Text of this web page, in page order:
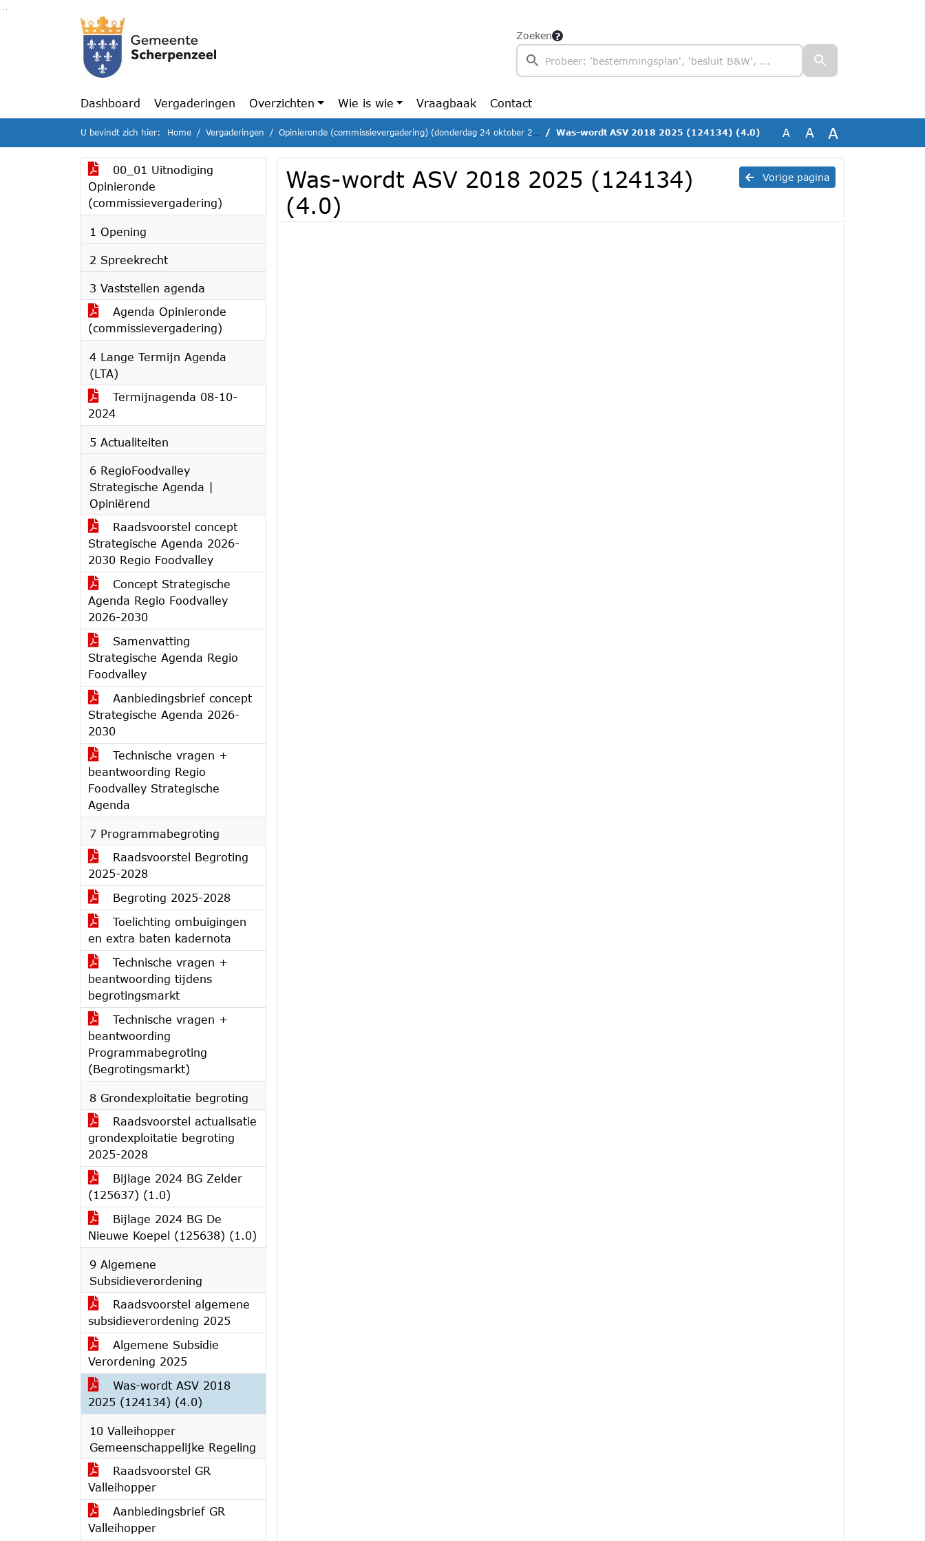
Ga naar de inhoud van deze pagina
Ga naar het zoeken
Ga naar het menu
Zoeken
Dashboard Vergaderingen Overzichten Wie is wie Vraagbaak Contact
U bevindt zich hier: Home Vergaderingen Opinieronde (commissievergadering) (donderdag 24 oktober 2024) Was-wordt ASV 2018 2025 (124134) (4.0) A A A
00_01 Uitnodiging
Opinieronde
(commissievergadering)
1 Opening
2 Spreekrecht
3 Vaststellen agenda
Agenda Opinieronde
(commissievergadering)
4 Lange Termijn Agenda
(LTA)
Termijnagenda 08-10-
2024
5 Actualiteiten
6 RegioFoodvalley
Strategische Agenda |
Opiniërend
Raadsvoorstel concept
Strategische Agenda 2026-
2030 Regio Foodvalley
Concept Strategische
Agenda Regio Foodvalley
2026-2030
Samenvatting
Strategische Agenda Regio
Foodvalley
Aanbiedingsbrief concept
Strategische Agenda 2026-
2030
Technische vragen +
beantwoording Regio
Foodvalley Strategische
Agenda
7 Programmabegroting
Raadsvoorstel Begroting
2025-2028
Begroting 2025-2028
Toelichting ombuigingen
en extra baten kadernota
Technische vragen +
beantwoording tijdens
begrotingsmarkt
Technische vragen +
beantwoording
Programmabegroting
(Begrotingsmarkt)
8 Grondexploitatie begroting
Raadsvoorstel actualisatie
grondexploitatie begroting
2025-2028
Bijlage 2024 BG Zelder
(125637) (1.0)
Bijlage 2024 BG De
Nieuwe Koepel (125638) (1.0)
9 Algemene
Subsidieverordening
Raadsvoorstel algemene
subsidieverordening 2025
Algemene Subsidie
Verordening 2025
Was-wordt ASV 2018
2025 (124134) (4.0)
10 Valleihopper
Gemeenschappelijke Regeling
Raadsvoorstel GR
Valleihopper
Aanbiedingsbrief GR
Valleihopper
Vorige pagina
Was-wordt ASV 2018 2025 (124134)
(4.0)